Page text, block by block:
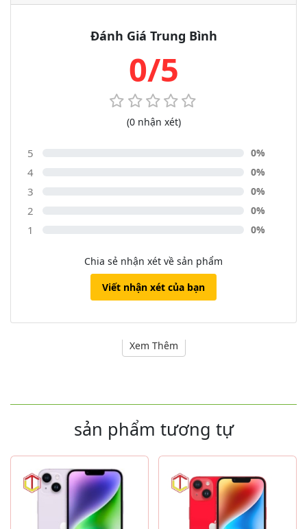
Đánh Giá Trung Bình
0/5
(0 nhận xét)
5 0%
4 0%
3 0%
2 0%
1 0%
Chia sẻ nhận xét về sản phẩm
Viết nhận xét của bạn
Thông số kỹ thuật
Xem Thêm
sản phẩm tương tự